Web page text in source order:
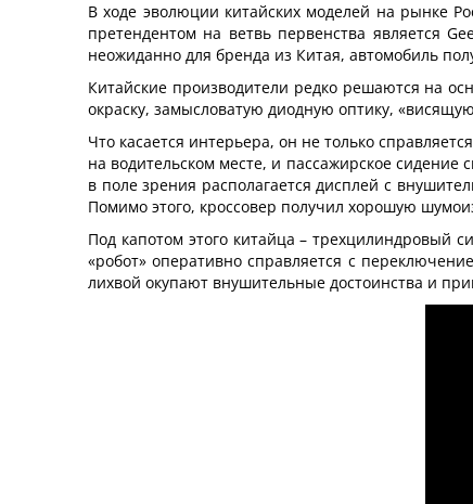
В ходе эволюции китайских моделей на рынке
претендентом на ветвь первенства является
неожиданно для бренда из Китая, автомобиль
Китайские производители редко решаются на
окраску, замысловатую диодную оптику,
Что касается интерьера, он не только
на водительском месте, и пассажирское
в поле зрения располагается дисплей с
Помимо этого, кроссовер получил хорошую
Под капотом этого китайца – трехцилиндровый
«робот» оперативно справляется с
лихвой окупают внушительные достоинства и